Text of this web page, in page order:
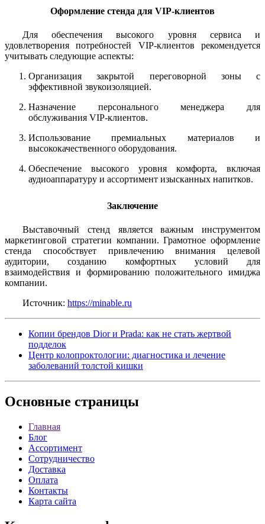
Оформление стенда для VIP-клиентов
Для обеспечения высокого уровня сервиса и
удовлетворения потребностей VIP-клиентов рекомендуется
учитывать следующие аспекты:
Организация закрытой переговорной зоны с
эффективной звукоизоляцией.
Назначение персонального менеджера для
обслуживания VIP-клиентов.
Использование премиальных материалов и
высококачественного оборудования.
Обеспечение высокого уровня комфорта, включая
аудиоаппаратуру и ассортимент изысканных напитков.
Заключение
Выставочный стенд является важным инструментом
маркетинговой стратегии компании. Грамотное оформление
стенда способствует привлечению внимания целевой
аудитории, созданию комфортных условий для
взаимодействия и формированию положительного имиджа
компании.
Источник: https://minable.ru
Копии брендов Dior и Prada: как не стать жертвой
подделок
Центр колопроктологии: диагностика и лечение
заболеваний толстой кишки
Основные страницы
Главная
Блог
Ассортимент
Сотрудничество
Доставка
Оплата
Контакты
Карта сайта